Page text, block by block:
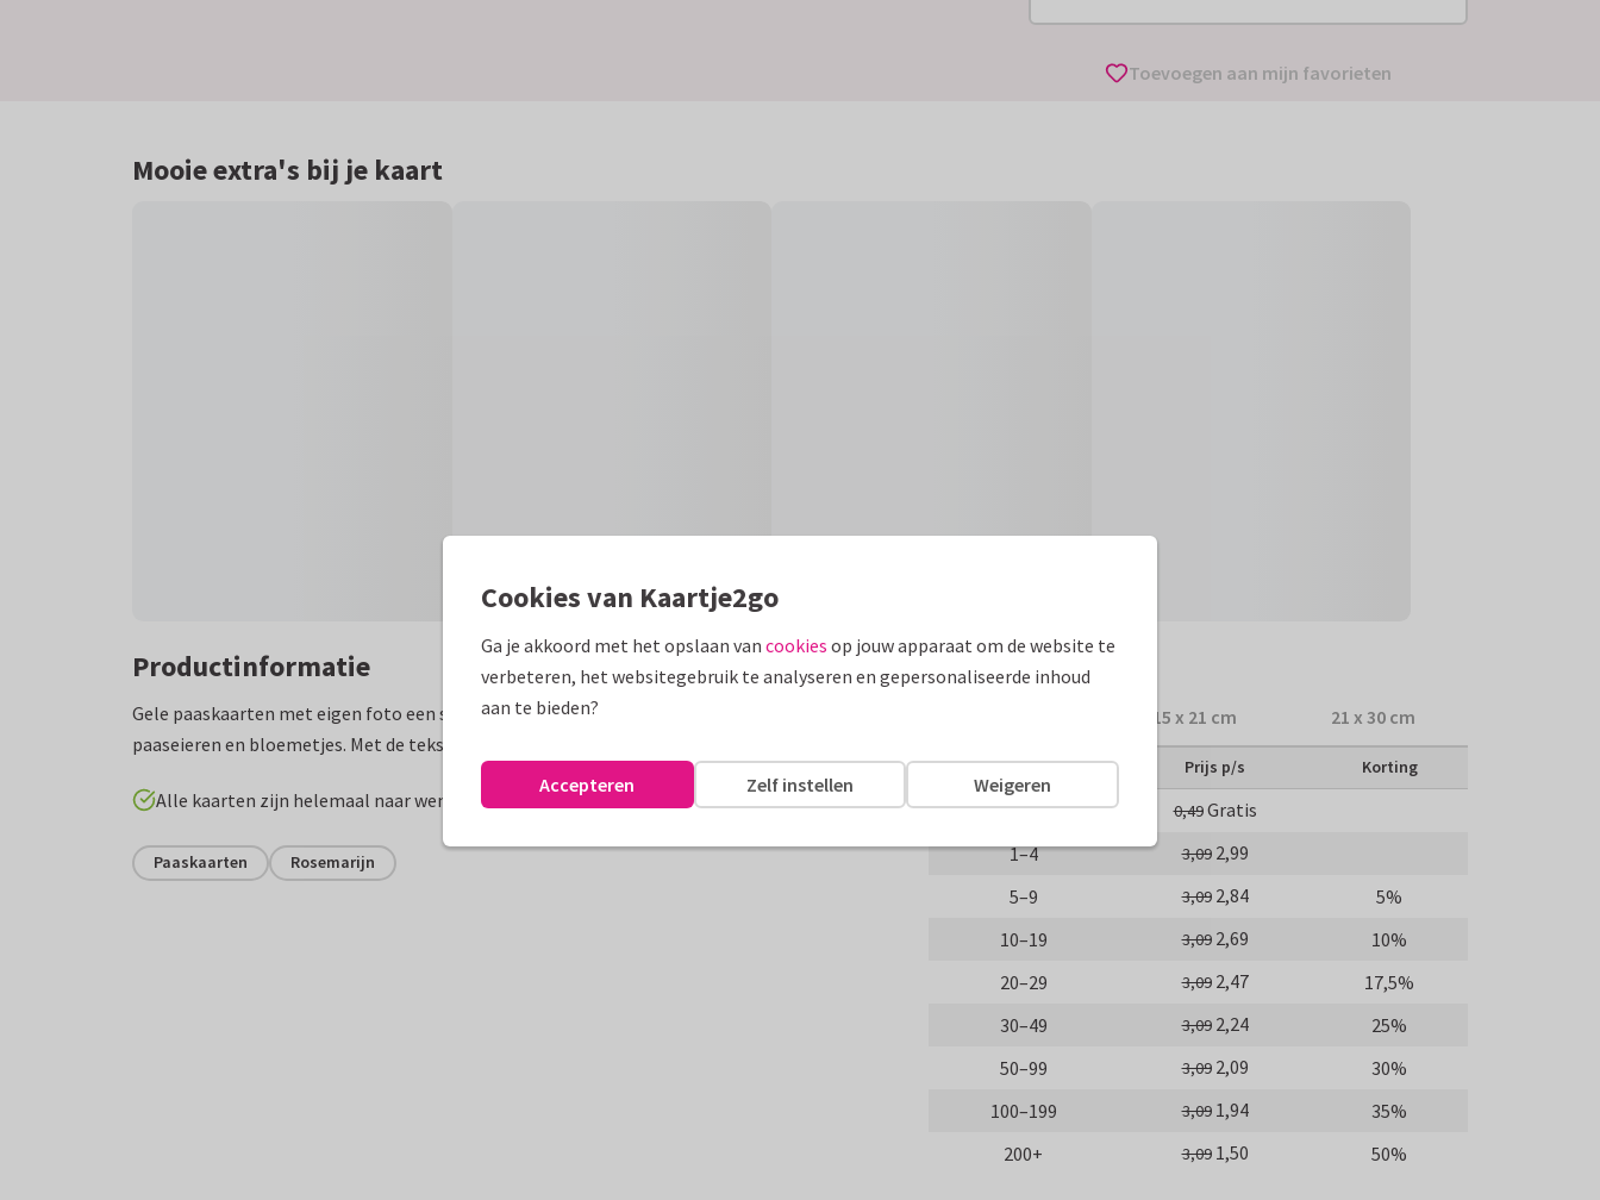
Toevoegen aan mijn favorieten
Mooie extra's bij je kaart
Productinformatie
Gele paaskaarten met eigen foto een speelse illustratie van een paastak met
paaseieren en bloemetjes. Met de tekst vrolijke paasdagen.
Alle kaarten zijn helemaal naar wens aan te passen
Paaskaarten Rosemarijn
Formaten en prijzen
15 x 21 cm 21 x 30 cm
Aantal Prijs p/s Korting
Proefdruk 0,49Gratis
1–4
3,09 2,99
5–9
3,09 2,84
5%
10–19
3,09 2,69
10%
20–29
3,09 2,47
17,5%
30–49
3,09 2,24
25%
50–99
3,09 2,09
30%
100–199
3,09 1,94
35%
200+
3,09 1,50 50%
Cookies van Kaartje2go
Ga je akkoord met het opslaan van cookies op jouw apparaat om de website te
verbeteren, het websitegebruik te analyseren en gepersonaliseerde inhoud
aan te bieden?
Weigeren
Zelf instellen
Accepteren